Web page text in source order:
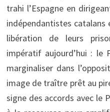
trahi l’Espagne en
indépendantistes catalans
libération de leurs
impératif aujourd’hui : le
marginaliser dans
image de traître prêt au
signe des accords avec le